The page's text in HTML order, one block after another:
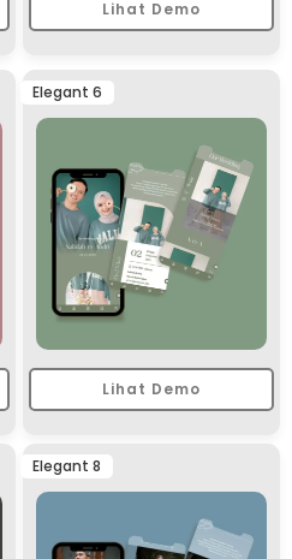
Lihat Demo
Elegant 6
Lihat Demo
Elegant 8